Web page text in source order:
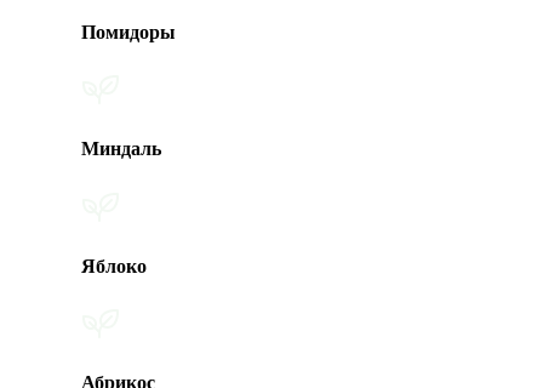
Помидоры
Миндаль